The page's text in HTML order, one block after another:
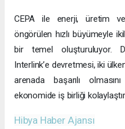
CEPA ile enerji, üretim
öngörülen hızlı büyümeyle
bir temel oluşturuluyor.
Interlink’e devretmesi, iki
arenada başarılı
ekonomide iş birliği
Hibya Haber Ajansı